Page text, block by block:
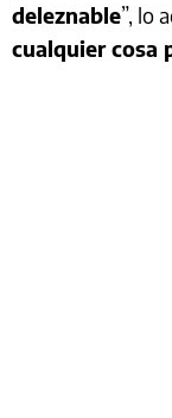
deleznable”, lo
cualquier cosa